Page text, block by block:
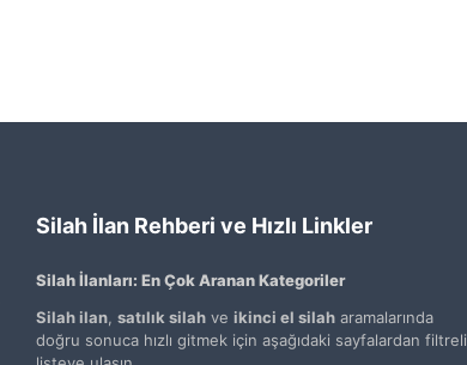
Silah İlan Rehberi ve Hızlı Linkler
Silah İlanları: En Çok Aranan Kategoriler
Silah ilan satılık silah ve ikinci el silah aramalarında
doğru sonuca hızlı gitmek için aşağıdaki sayfalardan filtreli